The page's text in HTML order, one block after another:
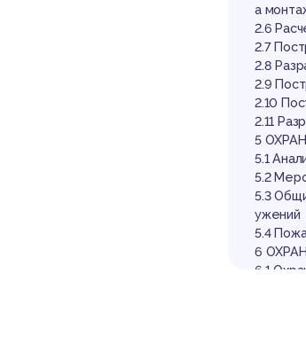
а
2.6
2.7
2.8
2.9
2.10
2.11
5
5.1
5.2
5.3
ужений
5.4
6
6.1